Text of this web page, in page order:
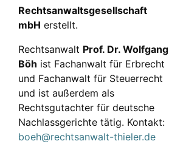
Rechtsanwaltsgesellschaft
mbH erstellt.
Rechtsanwalt Prof. Dr. Wolfgang
Böh ist Fachanwalt für Erbrecht
und Fachanwalt für Steuerrecht
und ist außerdem als
Rechtsgutachter für deutsche
Nachlassgerichte tätig. Kontakt:
boeh@rechtsanwalt-thieler.de